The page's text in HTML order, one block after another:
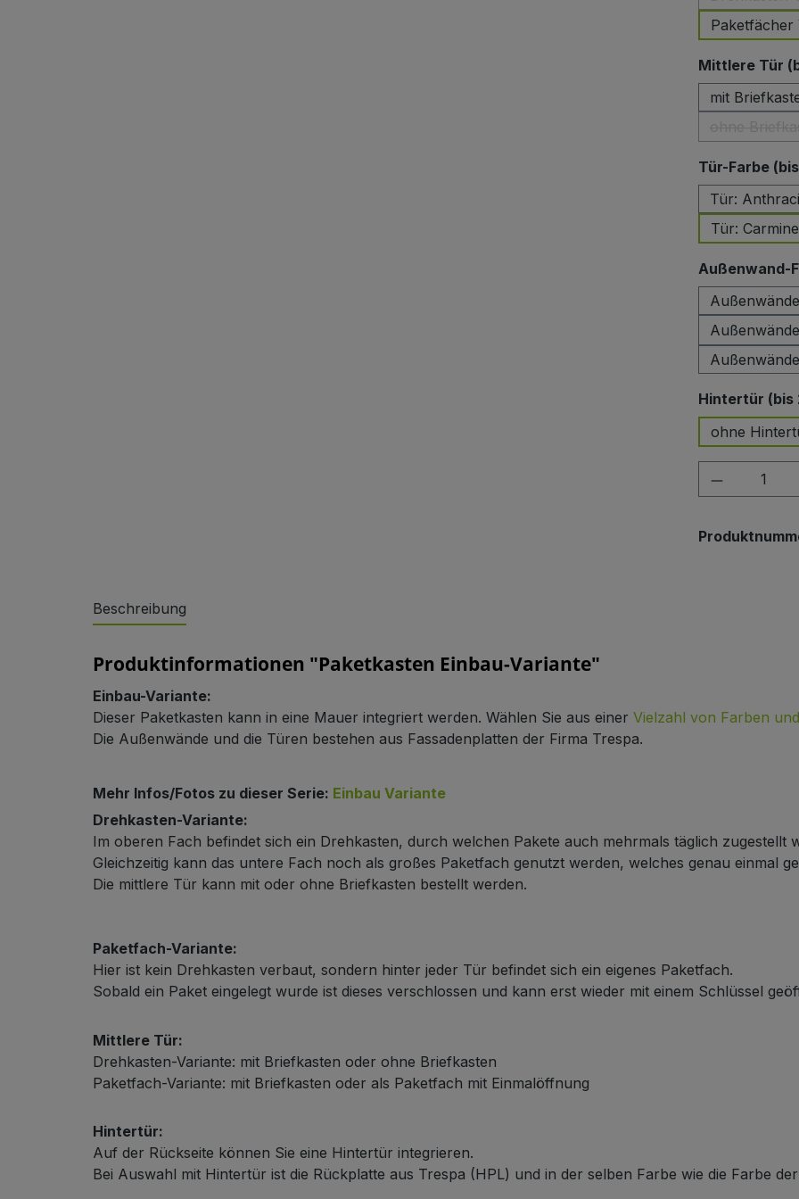
Paketfächer
Mittlere Tür
mit
Tür-Farbe
Tür:
Tür:
Außenwand-
Hintertür (bis
ohne
Produkt
Beschreibung
Produktinformationen "Paketkasten Einbau-Variante"
Einbau-Variante:
Dieser Paketkasten kann in eine Mauer integriert werden. Wählen Sie aus einer Vielzahl von Farben
Die Außenwände und die Türen bestehen aus Fassadenplatten der Firma Trespa.
Mehr Infos/Fotos zu dieser Serie: Einbau Variante
Drehkasten-Variante:
Im oberen Fach befindet sich ein Drehkasten, durch welchen Pakete auch mehrmals täglich zugestellt
Gleichzeitig kann das untere Fach noch als großes Paketfach genutzt werden, welches genau einmal
Die mittlere Tür kann mit oder ohne Briefkasten bestellt werden.
Paketfach-Variante:
Hier ist kein Drehkasten verbaut, sondern hinter jeder Tür befindet sich ein eigenes Paketfach.
Sobald ein Paket eingelegt wurde ist dieses verschlossen und kann erst wieder mit einem Schlüssel
Mittlere Tür:
Drehkasten-Variante: mit Briefkasten oder ohne Briefkasten
Paketfach-Variante: mit Briefkasten oder als Paketfach mit Einmalöffnung
Hintertür:
Auf der Rückseite können Sie eine Hintertür integrieren.
Bei Auswahl mit Hintertür ist die Rückplatte aus Trespa (HPL) und in der selben Farbe wie die Farbe